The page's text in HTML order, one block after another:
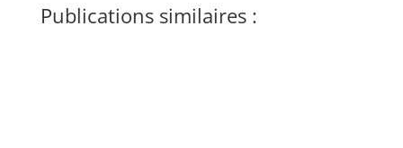
Publications similaires :